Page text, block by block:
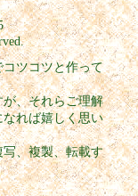
ツコツと作って
、それらご理解
れば嬉しく思い
、複製、転載す